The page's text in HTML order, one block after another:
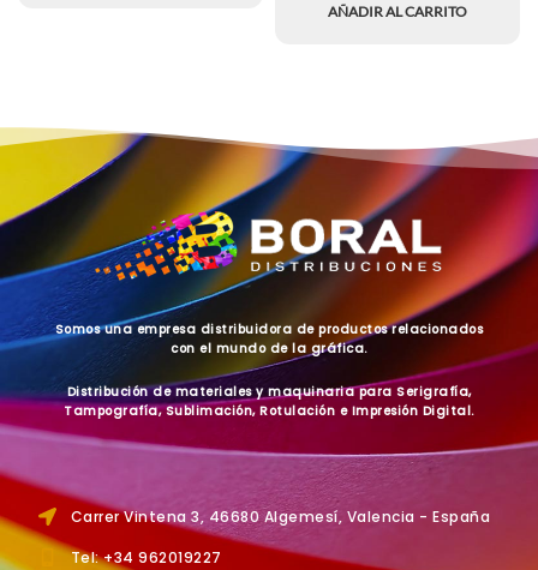
AÑADIR AL CARRITO
Somos una empresa distribuidora de productos relacionados
con el mundo de la gráfica.
Distribución de materiales y maquinaria para Serigrafía,
Tampografía, Sublimación, Rotulación e Impresión Digital.
Carrer Vintena 3, 46680 Algemesí, Valencia - España
Tel: +34 962019227